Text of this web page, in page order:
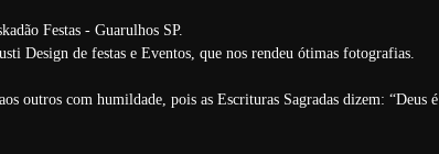
Festas - Guarulhos SP.
Design de festas e Eventos, que nos rendeu ótimas fotografias.
outros com humildade, pois as Escrituras Sagradas dizem: “Deus é